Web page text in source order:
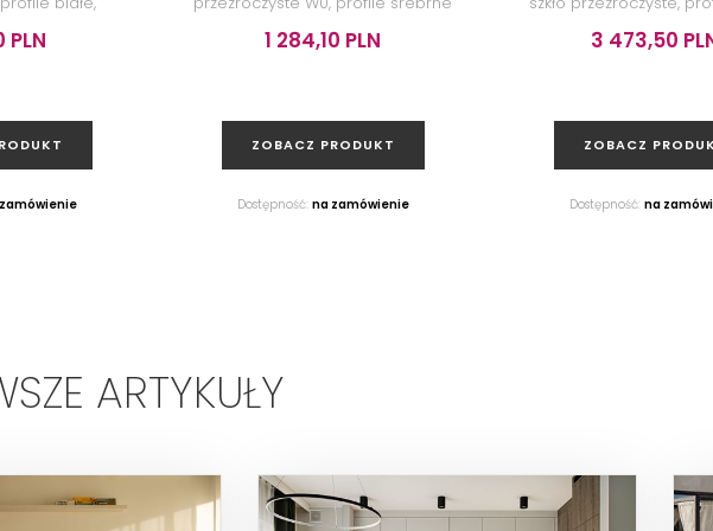
1 284,10 PLN
ZOBACZ PRODUKT
Dostępność: na zamówienie
3 473,50
ZOBACZ
Dostępność: na
ARTYKUŁY